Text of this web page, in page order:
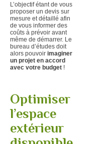
L’objectif étant de vous
proposer un devis sur
mesure et détaillé afin
de vous informer des
coûts à prévoir avant
même de démarrer. Le
bureau d’études doit
alors pouvoir imaginer
un projet en accord
avec votre budget !
Optimiser
l’espace
extérieur